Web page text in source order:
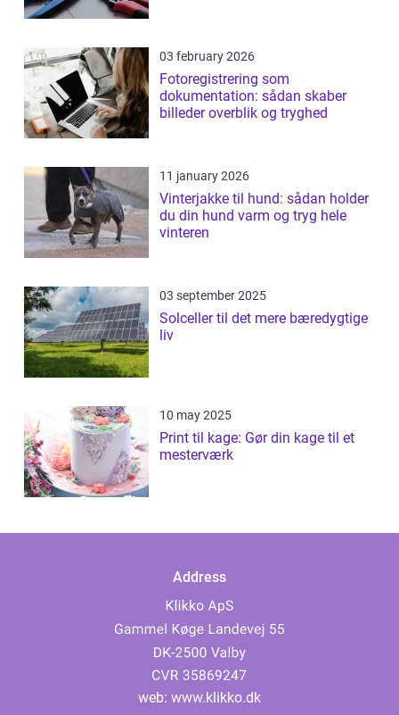
03 february 2026
Fotoregistrering som
dokumentation: sådan skaber
billeder overblik og tryghed
11 january 2026
Vinterjakke til hund: sådan holder
du din hund varm og tryg hele
vinteren
03 september 2025
Solceller til det mere bæredygtige
liv
10 may 2025
Print til kage: Gør din kage til et
mesterværk
Address
web: www.klikko.dk